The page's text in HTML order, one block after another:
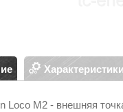
Характеристики
Loco M2 - внешняя